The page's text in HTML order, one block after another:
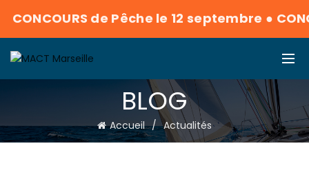
de Pêche le 12 septembre●
BLOG
Accueil Actualités